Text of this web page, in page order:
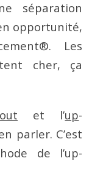
séparation
opportunité,
Les
cher, ça
out et l’up-
parler. C’est
de l’up-